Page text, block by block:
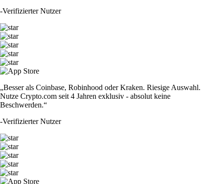
-Verifizierter Nutzer
„Besser als Coinbase, Robinhood oder Kraken. Riesige Auswahl.
Nutze Crypto.com seit 4 Jahren exklusiv - absolut keine
Beschwerden.“
-Verifizierter Nutzer